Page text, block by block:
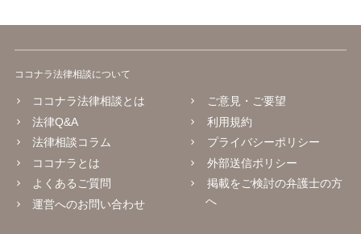
ココナラ法律相談について
ココナラ法律相談とは
法律Q&A
法律相談コラム
ココナラとは
よくあるご質問
運営へのお問い合わせ
ご意見・ご要望
利用規約
プライバシーポリシー
外部送信ポリシー
掲載をご検討の弁護士の方
へ